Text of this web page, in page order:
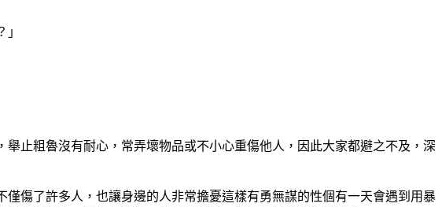
止粗魯沒有耐心，常弄壞物品或不小心重傷他人，因此大家都避之不及，深
傷了許多人，也讓身邊的人非常擔憂這樣有勇無謀的性個有一天會遇到用暴